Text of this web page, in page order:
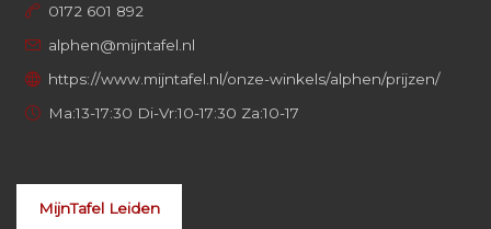
0172 601 892
alphen@mijntafel.nl
https://www.mijntafel.nl/onze-winkels/alphen/prijzen/
Ma:13-17:30 Di-Vr:10-17:30 Za:10-17
MijnTafel Leiden